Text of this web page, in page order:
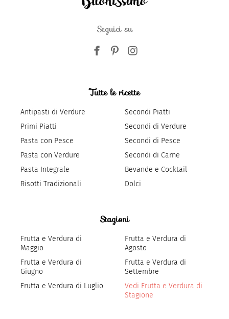
Seguici su
Tutte le ricette
Antipasti di Verdure
Primi Piatti
Pasta con Pesce
Pasta con Verdure
Pasta Integrale
Risotti Tradizionali
Secondi Piatti
Secondi di Verdure
Secondi di Pesce
Secondi di Carne
Bevande e Cocktail
Dolci
Stagioni
Frutta e Verdura di
Maggio
Frutta e Verdura di
Giugno
Frutta e Verdura di Luglio
Frutta e Verdura di
Agosto
Frutta e Verdura di
Settembre
Vedi Frutta e Verdura di
Stagione